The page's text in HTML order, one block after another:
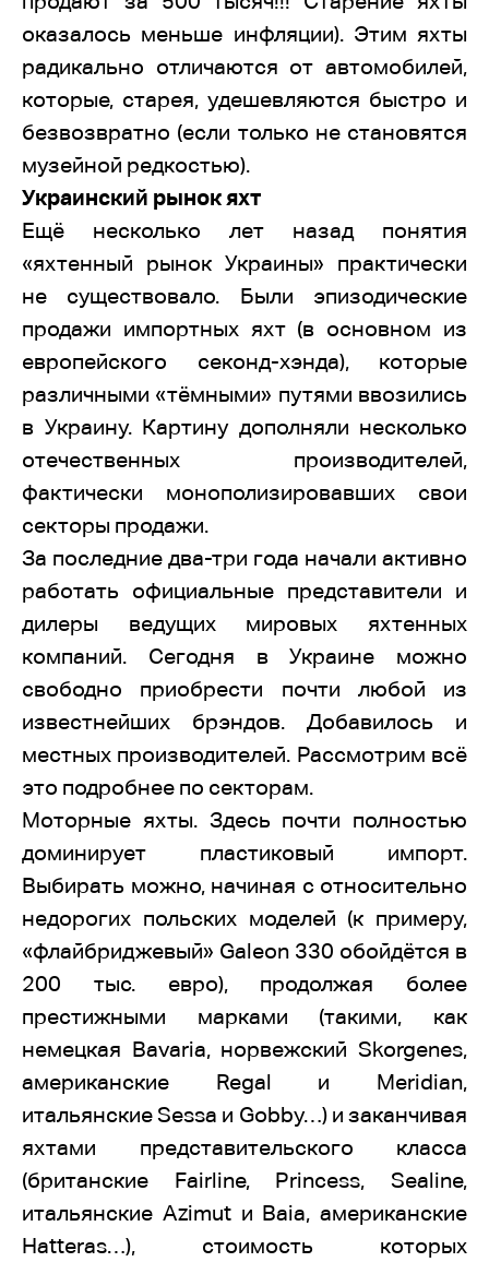
оказалось меньше инфляции). Этим яхты
радикально отличаются от автомобилей,
которые, старея, удешевляются быстро и
безвозвратно (если только не становятся
музейной редкостью).
Украинский рынок яхт
Ещё несколько лет назад понятия
«яхтенный рынок Украины» практически
не существовало. Были эпизодические
продажи импортных яхт (в основном из
европейского секонд-хэнда), которые
различными «тёмными» путями ввозились
в Украину. Картину дополняли несколько
отечественных производителей,
фактически монополизировавших свои
секторы продажи.
За последние два-три года начали активно
работать официальные представители и
дилеры ведущих мировых яхтенных
компаний. Сегодня в Украине можно
свободно приобрести почти любой из
известнейших брэндов. Добавилось и
местных производителей. Рассмотрим всё
это подробнее по секторам.
Моторные яхты. Здесь почти полностью
доминирует пластиковый импорт.
Выбирать можно, начиная с относительно
недорогих польских моделей (к примеру,
«флайбриджевый» Galeon 330 обойдётся в
200 тыс. евро), продолжая более
престижными марками (такими, как
немецкая Bavaria, норвежский Skorgenes,
американские Regal и Meridian,
итальянские Sessa и Gobby…) и заканчивая
яхтами представительского класса
(британские Fairline, Princess, Sealine,
итальянские Azimut и Baia, американские
Hatteras…), стоимость которых